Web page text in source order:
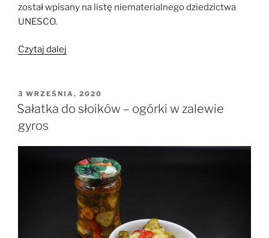
został wpisany na listę niematerialnego dziedzictwa
UNESCO.
Czytaj dalej
twarogowo-
czosnkowym”
OPUBLIKOWANE
W
3 WRZEŚNIA, 2020
Sałatka do słoików – ogórki w zalewie
gyros